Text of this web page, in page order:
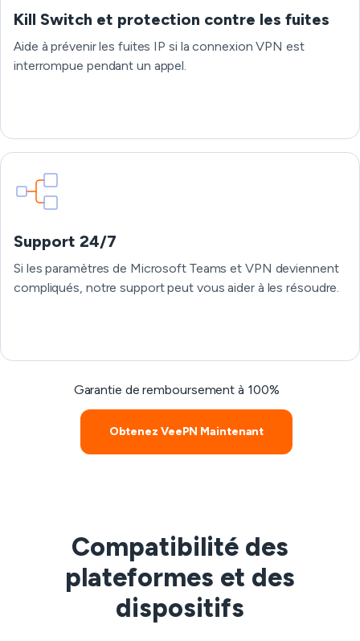
Kill Switch et protection contre les fuites
Aide à prévenir les fuites IP si la connexion VPN est
interrompue pendant un appel.
Support 24/7
Si les paramètres de Microsoft Teams et VPN deviennent
compliqués, notre support peut vous aider à les résoudre.
Garantie de remboursement à 100%
Obtenez VeePN Maintenant
Compatibilité des
plateformes et des
dispositifs